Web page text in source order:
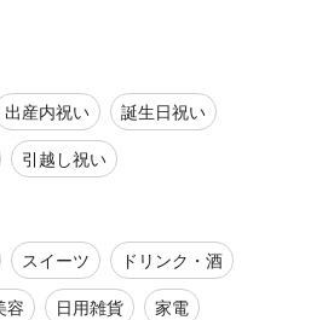
出産内祝い
誕生日祝い
引越し祝い
スイーツ
ドリンク・酒
容 日用雑貨
家電